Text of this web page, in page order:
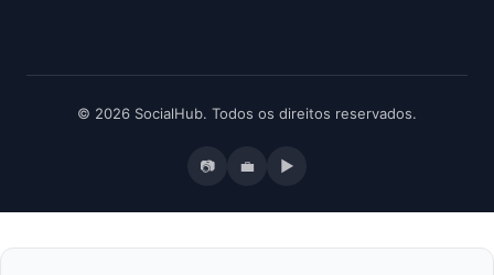
© 2026 SocialHub. Todos os direitos reservados.
📷 💼 ▶